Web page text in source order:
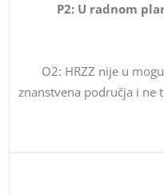
P2: U radnom
O2: HRZZ nije u
znanstvena područja i ne